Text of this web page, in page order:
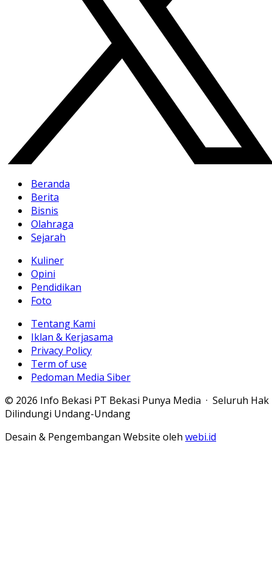
Beranda
Berita
Bisnis
Olahraga
Sejarah
Kuliner
Opini
Pendidikan
Foto
Tentang Kami
Iklan & Kerjasama
Privacy Policy
Term of use
Pedoman Media Siber
© 2026 Info Bekasi PT Bekasi Punya Media · Seluruh Hak
Dilindungi Undang-Undang
Desain & Pengembangan Website oleh webi.id